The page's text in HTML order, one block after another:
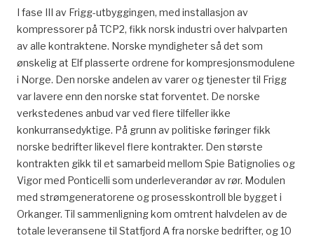
I fase III av Frigg-utbyggingen, med installasjon av
kompressorer på TCP2, fikk norsk industri over halvparten
av alle kontraktene. Norske myndigheter så det som
ønskelig at Elf plasserte ordrene for kompresjonsmodulene
i Norge. Den norske andelen av varer og tjenester til Frigg
var lavere enn den norske stat forventet. De norske
verkstedenes anbud var ved flere tilfeller ikke
konkurransedyktige. På grunn av politiske føringer fikk
norske bedrifter likevel flere kontrakter. Den største
kontrakten gikk til et samarbeid mellom Spie Batignolies og
Vigor med Ponticelli som underleverandør av rør. Modulen
med strømgeneratorene og prosesskontroll ble bygget i
Orkanger. Til sammenligning kom omtrent halvdelen av de
totale leveransene til Statfjord A fra norske bedrifter, og 10